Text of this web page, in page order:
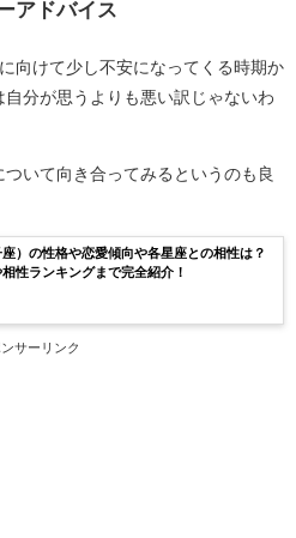
アドバイス
向けて少し不安になってくる時期か
分が思うよりも悪い訳じゃないわ
いて向き合ってみるというのも良
）の性格や恋愛傾向や各星座との相性は？
性ランキングまで完全紹介！
サーリンク